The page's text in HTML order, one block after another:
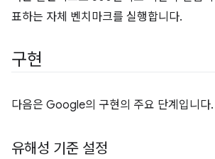
표하는 자체 벤치마크를 실행합니다.
구현
다음은 Google의 구현의 주요 단계입니다.
유해성 기준 설정